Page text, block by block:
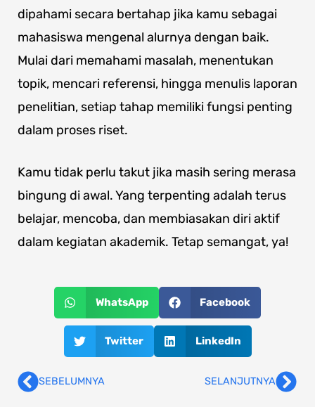
dipahami secara bertahap jika kamu sebagai
mahasiswa mengenal alurnya dengan baik.
Mulai dari memahami masalah, menentukan
topik, mencari referensi, hingga menulis laporan
penelitian, setiap tahap memiliki fungsi penting
dalam proses riset.
Kamu tidak perlu takut jika masih sering merasa
bingung di awal. Yang terpenting adalah terus
belajar, mencoba, dan membiasakan diri aktif
dalam kegiatan akademik. Tetap semangat, ya!
WhatsApp Facebook
Twitter LinkedIn
PrevSEBELUMNYA SELANJUTNYA